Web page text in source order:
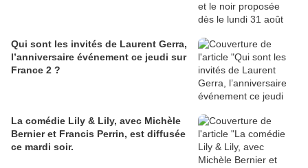
Qui sont les invités de Laurent Gerra,
l’anniversaire événement ce jeudi sur
France 2 ?
La comédie Lily & Lily, avec Michèle
Bernier et Francis Perrin, est diffusée
ce mardi soir.